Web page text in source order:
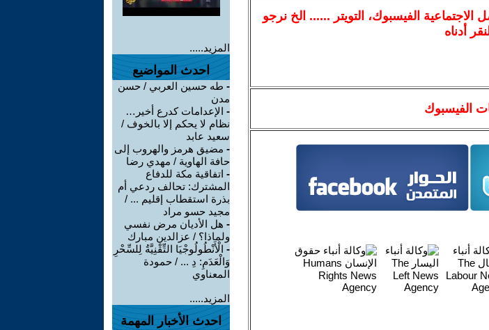
الاجتماعية الفيسبوك، التويتر ...... الخ نرجو
أدناه
الفيسبوك
المزيد.....
احدث المواضيع
- طه حسين العربي / حسن
مدن
- الإعدامات كدرع أخير…
نظام لا يحكم إلا بالخوف /
سعيد عابد
- مضيق هرمز والهروب إلى
حافة الهاوية / مهدي رضا
- اتفاقية مكة للدفاع
المشترك: تحالف ردعي أم
بذرة استقطاب إقليم ... /
مجيد حسو مراد
- هل الأديان مرض نفسي
ولماذا؟ / عزالدين مبارك
- الْأَنْطُولُوجْيَا التِّقْنِيَّةُ لِلسِّحْرِ
وَالْعَدَمِ: دِ ... / حمودة
المعناوي
المزيد.....
احدث الأخبار المهمة